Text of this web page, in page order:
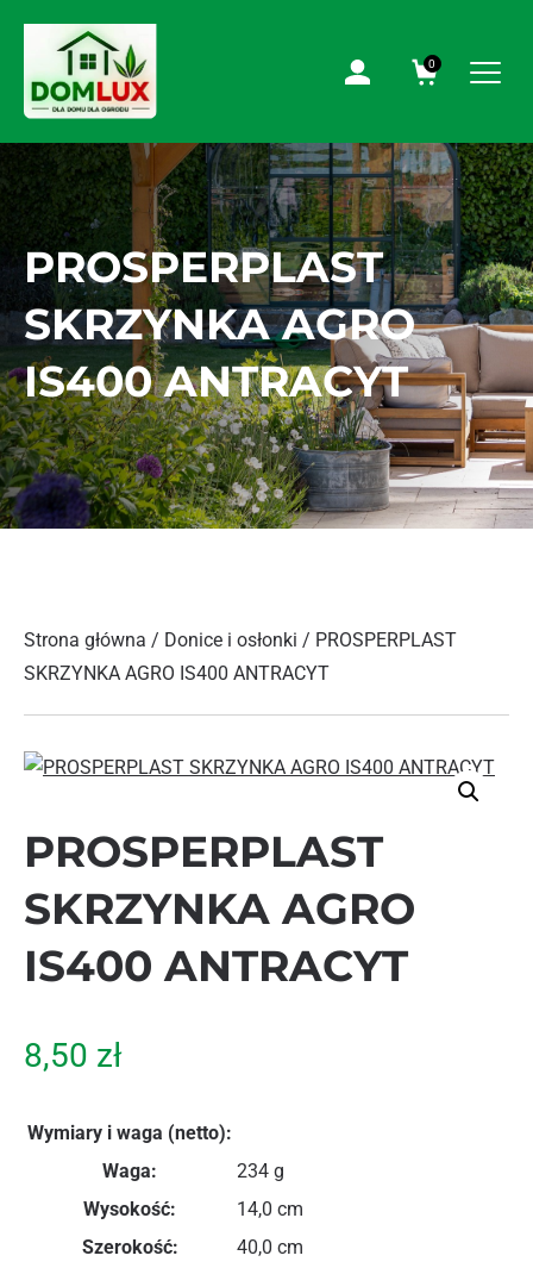
0
PROSPERPLAST
SKRZYNKA AGRO
IS400 ANTRACYT
Strona główna / Donice i osłonki / PROSPERPLAST
SKRZYNKA AGRO IS400 ANTRACYT
PROSPERPLAST
SKRZYNKA AGRO
IS400 ANTRACYT
8,50 zł
Wymiary i waga (netto):
Waga:
234 g
Wysokość:
14,0 cm
Szerokość:
40,0 cm